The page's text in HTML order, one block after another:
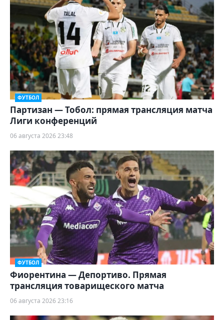
ФУТБОЛ
Партизан — Тобол: прямая трансляция матча
Лиги конференций
06 августа 2026 23:48
ФУТБОЛ
Фиорентина — Депортиво. Прямая
трансляция товарищеского матча
06 августа 2026 23:16